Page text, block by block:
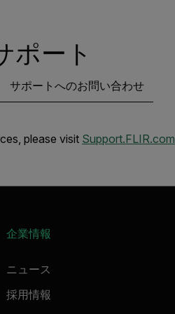
ポート
サポートへのお問い合わせ
please visit Support.FLIR.com
企業情報
ニュース
採用情報